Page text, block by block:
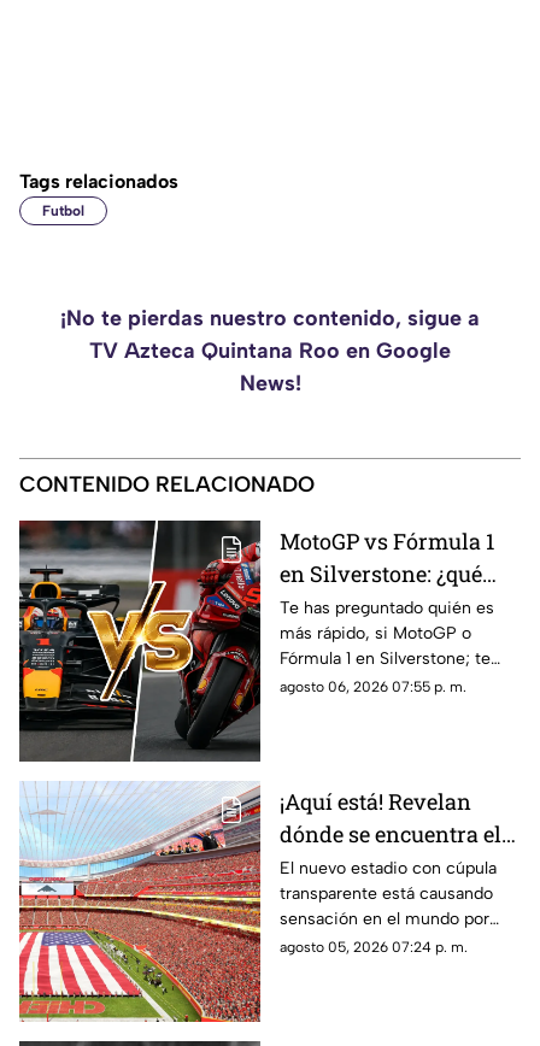
Tags relacionados
Futbol
¡No te pierdas nuestro contenido, sigue a
TV Azteca Quintana Roo en Google
News!
CONTENIDO RELACIONADO
MotoGP vs Fórmula 1
en Silverstone: ¿qué
categoría es más rápida
y por cuánto?
Te has preguntado quién es
más rápido, si MotoGP o
Fórmula 1 en Silverstone; te
contamos los horarios del GP
agosto 06, 2026 07:55 p. m.
¡Aquí está! Revelan
dónde se encuentra el
estadio con cúpula
transparente
El nuevo estadio con cúpula
transparente está causando
sensación en el mundo por
cómo luce y aquí te contamos
agosto 05, 2026 07:24 p. m.